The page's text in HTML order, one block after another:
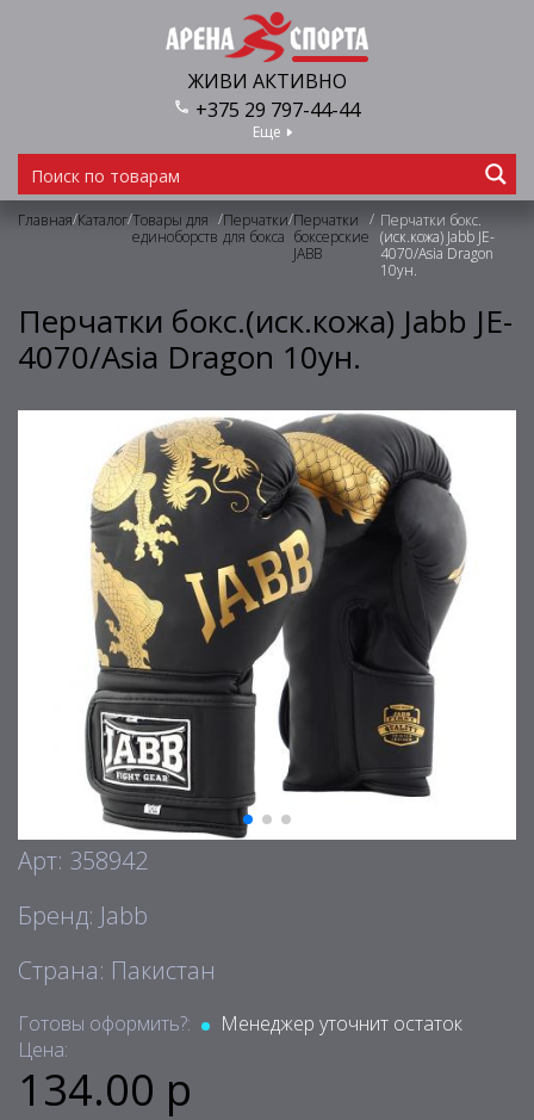
ЖИВИ АКТИВНО
+375 29 797-44-44
Еще
Главная/Каталог/Товары для
единоборств
/Перчатки
для бокса
/Перчатки
боксерские
JABB
/ Перчатки бокс.
(иск.кожа) Jabb JE-
4070/Asia Dragon
10ун.
Перчатки бокс.(иск.кожа) Jabb JE-
4070/Asia Dragon 10ун.
Арт: 358942
Бренд: Jabb
Страна: Пакистан
Готовы оформить?:
Менеджер уточнит остаток
Цена:
134.00 р